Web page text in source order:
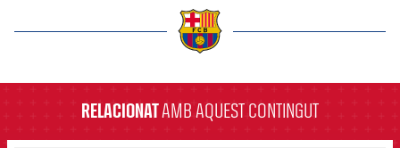
RELACIONATAMB AQUEST CONTINGUT